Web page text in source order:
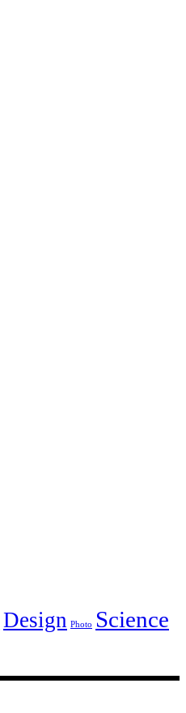
Design Photo
Science